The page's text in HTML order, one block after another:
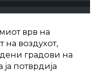
врв на
на воздухот,
градови на
потврдија